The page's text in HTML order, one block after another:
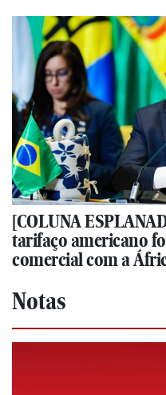
[COLUNA
tarifaço americano
comercial com a
Notas